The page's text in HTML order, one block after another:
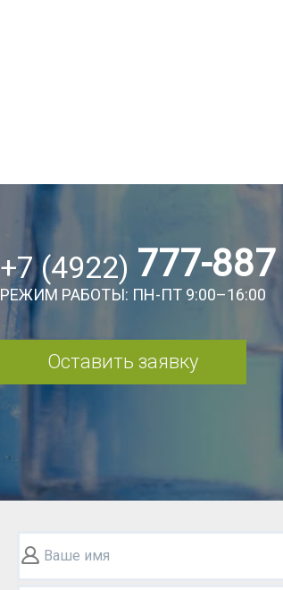
+7 (4922) 777-887
РЕЖИМ РАБОТЫ: ПН-ПТ 9:00–16:00
Оставить заявку
Ваше имя